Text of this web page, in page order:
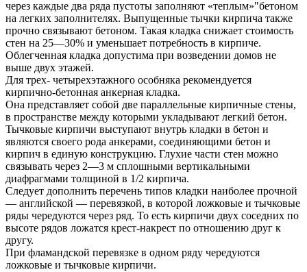
через каждые два ряда пустоты заполняют «теплым»"бетоном
на легких заполнителях. Выпущенные тычки кирпича также
прочно связывают бетоном. Такая кладка снижает стоимость
стен на 25—30% и уменьшает потребность в кирпиче.
Облегченная кладка допустима при возведении домов не
выше двух этажей.
Для трех- четырехэтажного особняка рекомендуется
кирпично-бетонная анкерная кладка.
Она представляет собой две параллельные кирпичные стены,
в пространстве между которыми укладывают легкий бетон.
Тычковые кирпичи выступают внутрь кладки в бетон и
являются своего рода анкерами, соединяющими бетон и
кирпич в единую конструкцию. Глухие части стен можно
связывать через 2—3 м сплошными вертикальными
диафрагмами толщиной в 1/2 кирпича.
Следует дополнить перечень типов кладки наиболее прочной
— английской — перевязкой, в которой ложковые и тычковые
ряды чередуются через ряд. То есть кирпичи двух соседних по
высоте рядов ложатся крест-накрест по отношению друг к
другу.
При фламандской перевязке в одном ряду чередуются
ложковые и тычковые кирпичи.